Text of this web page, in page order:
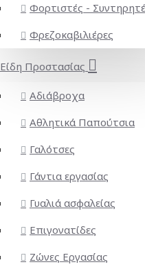
Φορτιστές -
Φρεζοκαβιλιέρες
Είδη Προστασίας
Αδιάβροχα
Αθλητικά Παπούτσια
Γαλότσες
Γάντια εργασίας
Γυαλιά ασφαλείας
Επιγονατίδες
Ζώνες Εργασίας